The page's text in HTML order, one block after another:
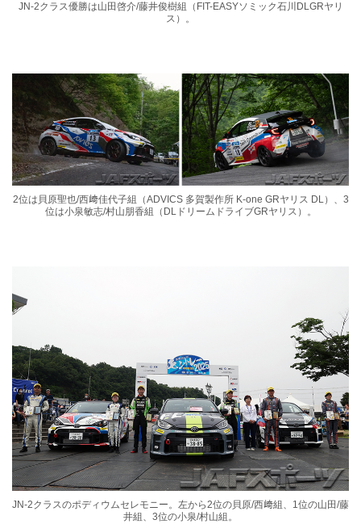
JN-2クラス優勝は山田啓介/藤井俊樹組（FIT-EASYソミック石川DLGRヤリ
ス）。
2位は貝原聖也/西﨑佳代子組（ADVICS 多賀製作所 K-one GRヤリス DL）、3
位は小泉敏志/村山朋香組（DLドリームドライブGRヤリス）。
JN-2クラスのポディウムセレモニー。左から2位の貝原/西﨑組、1位の山田/藤
井組、3位の小泉/村山組。